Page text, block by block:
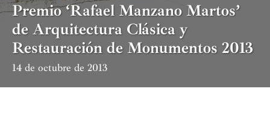
Premio ‘Rafael Manzano Martos’
de Arquitectura Clásica y
Restauración de Monumentos 2013
14 de octubre de 2013